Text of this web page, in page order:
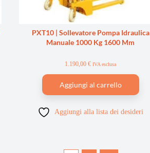
PXT10 | Sollevatore Pompa Idraulica
Manuale 1000 Kg 1600 Mm
1.190,00€ IVA esclusa
Aggiungi al carrello
Aggiungi alla lista dei desideri